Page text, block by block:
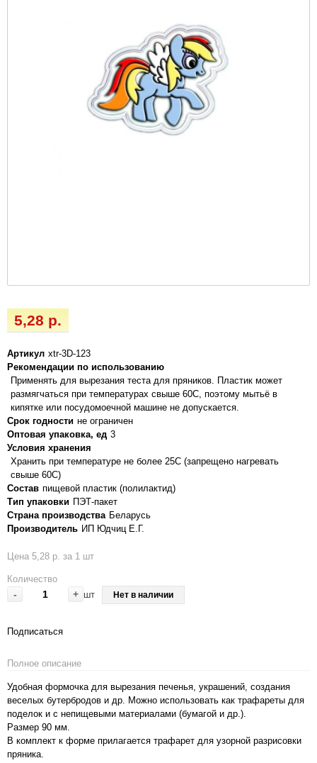
5,28 р.
Артикул xtr-3D-123
Рекомендации по использованию
Применять для вырезания теста для пряников. Пластик может
размягчаться при температурах свыше 60С, поэтому мытьё в
кипятке или посудомоечной машине не допускается.
Срок годности не ограничен
Оптовая упаковка, ед 3
Условия хранения
Хранить при температуре не более 25С (запрещено нагревать
свыше 60С)
Состав пищевой пластик (полилактид)
Тип упаковки ПЭТ-пакет
Страна производства Беларусь
Производитель ИП Юдчиц Е.Г.
Цена 5,28 р. за 1 шт
Количество
- + шт Нет в наличии
Подписаться
Полное описание
Удобная формочка для вырезания печенья, украшений, создания
веселых бутербродов и др. Можно использовать как трафареты для
поделок и с непищевыми материалами (бумагой и др.).
Размер 90 мм.
В комплект к форме прилагается трафарет для узорной разрисовки
пряника.